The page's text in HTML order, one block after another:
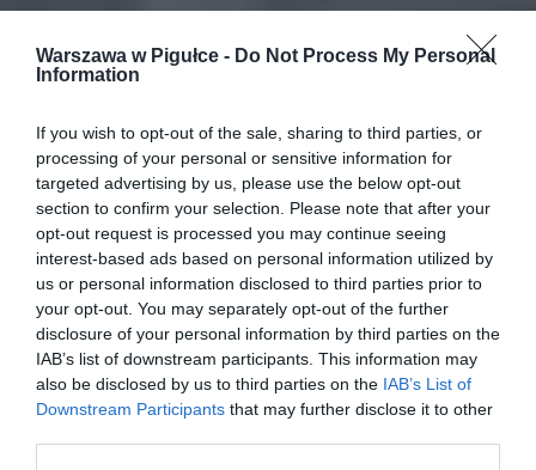
Warszawa w Pigułce - Do Not Process My Personal
Information
If you wish to opt-out of the sale, sharing to third parties, or
processing of your personal or sensitive information for
targeted advertising by us, please use the below opt-out
section to confirm your selection. Please note that after your
opt-out request is processed you may continue seeing
interest-based ads based on personal information utilized by
us or personal information disclosed to third parties prior to
your opt-out. You may separately opt-out of the further
disclosure of your personal information by third parties on the
IAB’s list of downstream participants. This information may
also be disclosed by us to third parties on the IAB’s List of
Downstream Participants that may further disclose it to other